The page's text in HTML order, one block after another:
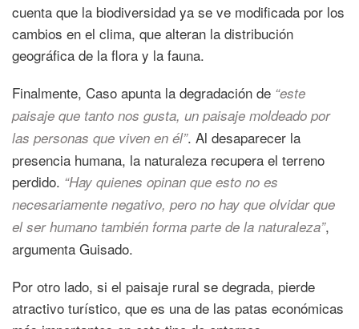
cuenta que la biodiversidad ya se ve modificada por los
cambios en el clima, que alteran la distribución
geográfica de la flora y la fauna.
Finalmente, Caso apunta la degradación de “este
paisaje que tanto nos gusta, un paisaje moldeado por
las personas que viven en él”. Al desaparecer la
presencia humana, la naturaleza recupera el terreno
perdido. “Hay quienes opinan que esto no es
necesariamente negativo, pero no hay que olvidar que
el ser humano también forma parte de la naturaleza”,
argumenta Guisado.
Por otro lado, si el paisaje rural se degrada, pierde
atractivo turístico, que es una de las patas económicas